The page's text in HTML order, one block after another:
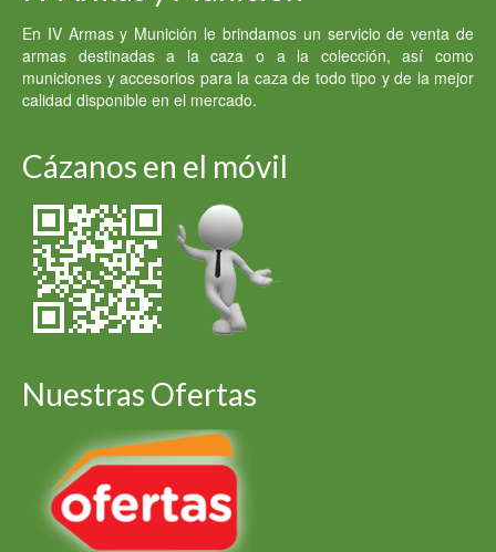
En IV Armas y Munición le brindamos un servicio de venta de
armas destinadas a la caza o a la colección, así como
municiones y accesorios para la caza de todo tipo y de la mejor
calidad disponible en el mercado.
Cázanos en el móvil
Nuestras Ofertas